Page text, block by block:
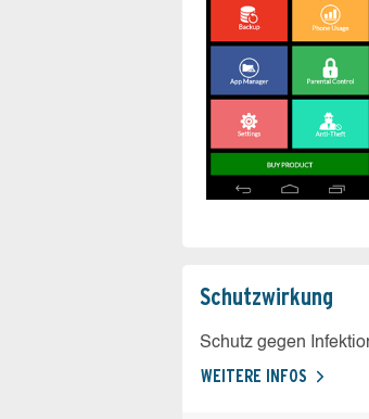
Schutz­wirkung
Schutz gegen
WEITERE INFOS